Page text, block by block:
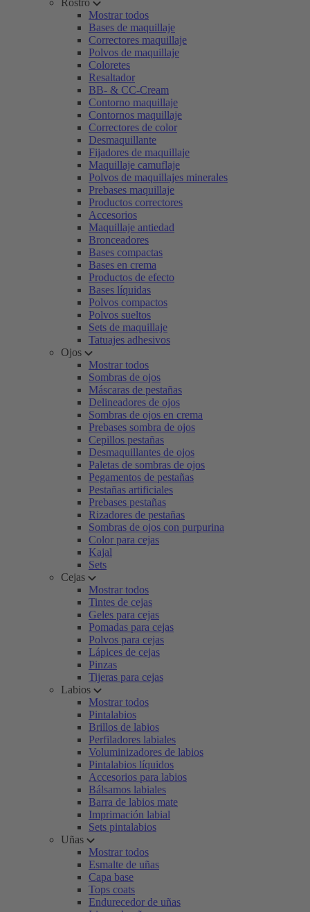
Rostro
Mostrar todos
Bases de maquillaje
Correctores maquillaje
Polvos de maquillaje
Coloretes
Resaltador
BB- & CC-Cream
Contorno maquillaje
Contornos maquillaje
Correctores de color
Desmaquillante
Fijadores de maquillaje
Maquillaje camuflaje
Polvos de maquillajes minerales
Prebases maquillaje
Productos correctores
Accesorios
Maquillaje antiedad
Bronceadores
Bases compactas
Bases en crema
Productos de efecto
Bases líquidas
Polvos compactos
Polvos sueltos
Sets de maquillaje
Tatuajes adhesivos
Ojos
Mostrar todos
Sombras de ojos
Máscaras de pestañas
Delineadores de ojos
Sombras de ojos en crema
Prebases sombra de ojos
Cepillos pestañas
Desmaquillantes de ojos
Paletas de sombras de ojos
Pegamentos de pestañas
Pestañas artificiales
Prebases pestañas
Rizadores de pestañas
Sombras de ojos con purpurina
Color para cejas
Kajal
Sets
Cejas
Mostrar todos
Tintes de cejas
Geles para cejas
Pomadas para cejas
Polvos para cejas
Lápices de cejas
Pinzas
Tijeras para cejas
Labios
Mostrar todos
Pintalabios
Brillos de labios
Perfiladores labiales
Voluminizadores de labios
Pintalabios líquidos
Accesorios para labios
Bálsamos labiales
Barra de labios mate
Imprimación labial
Sets pintalabios
Uñas
Mostrar todos
Esmalte de uñas
Capa base
Tops coats
Endurecedor de uñas